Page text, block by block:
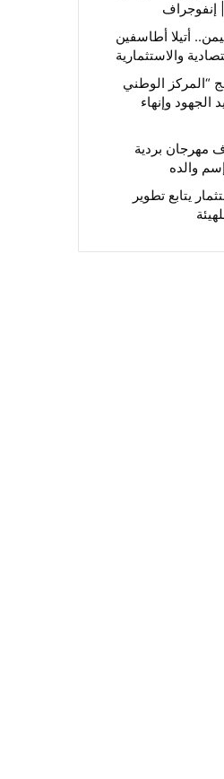
| إنفوجراف
أتيلا أطاسفين
والاستثمارية
“المركز الوطني
الجهود وإنهاء
بردية
والده
يتابع تطوير